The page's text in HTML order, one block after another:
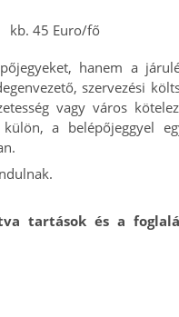
kb. 45 Euro/fő
hanem a
szervezési
vagy város
a belépőjeggyel
tartások és a